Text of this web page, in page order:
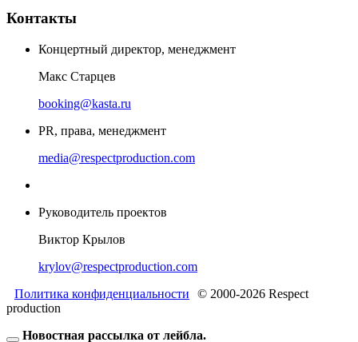
Контакты
Концертный директор, менеджмент
Макс Старцев
booking@kasta.ru
PR, права, менеджмент
media@respectproduction.com
Руководитель проектов
Виктор Крылов
krylov@respectproduction.com
Политика конфиденциальности
© 2000-2026 Respect
production
Новостная рассылка от лейбла.